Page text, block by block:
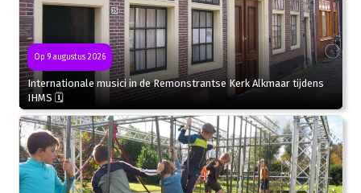
Op 9 augustus 2026
Internationale musici in de Remonstrantse Kerk Alkmaar tijdens
IHMS 🗓